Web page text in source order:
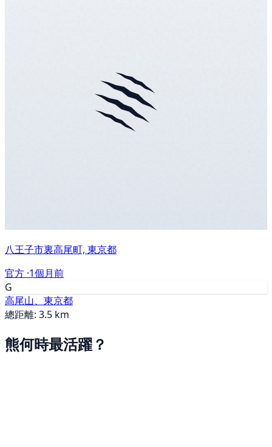
八王子市裏高尾町, 東京都
官方 ·1個月前
G
高尾山、東京都
總距離: 3.5 km
熊何時最活躍？